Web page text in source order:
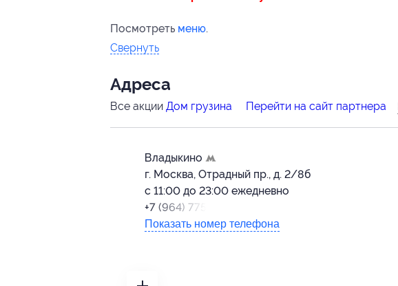
Посмотреть меню.
Свернуть
Адресa
Все акции Дом грузина Перейти на сайт партнера
Владыкино
г. Москва, Отрадный пр., д. 2/8б
с 11:00 до 23:00 ежедневно
+7 (964) 775-15-75
Показать номер телефона